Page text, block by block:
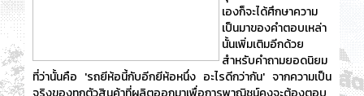
เองก็จะได้ศึกษาความ
เป็นมาของคำตอบเหล่า
นั้นเพิ่มเติมอีกด้วย
สำหรับคำถามยอดนิยม
ที่ว่านั้นคือ 'รถยีห้อนี้กับอีกยีห้อหนึ่ง อะไรดีกว่ากัน' จากความเป็น